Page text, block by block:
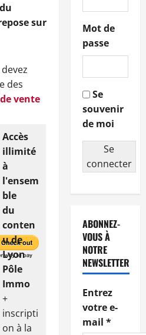
sur
des
vente
Accès
illimité
à
l'ensem
ble
du
conten
u de
Lyon
Pôle
Immo
+
inscripti
on à la
Mot de
passe
Se
souvenir
de moi
Se
connecter
ABONNEZ-
VOUS À
NOTRE
NEWSLETTER
Entrez
votre e-
mail *